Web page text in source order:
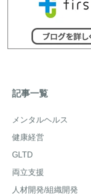
記事一覧
メンタルヘルス
健康経営
GLTD
両立支援
人材開発/組織開発